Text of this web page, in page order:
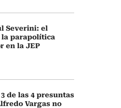
Severini: el
parapolítica
en la JEP
de las 4 presuntas
Vargas no